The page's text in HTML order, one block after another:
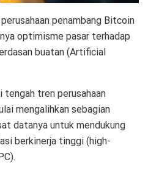
penambang Bitcoin
optimisme pasar terhadap
buatan (Artificial
tren perusahaan
mengalihkan sebagian
datanya untuk mendukung
berkinerja tinggi (high-